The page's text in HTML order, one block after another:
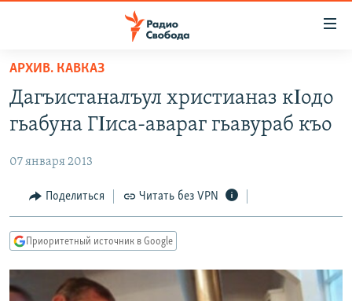
упрощенного
доступа
Вернуться
основному
Вернутся
главной
навигации
Вернутся
ПОДКАСТЫ
АВТОРСКИЕ ПРОЕКТЫ
ЦИТАТЫ СВОБОДЫ
МНЕНИЯ
IDEL.РЕАЛИИ
КАВКАЗ.РЕАЛИИ
АРХИВ. КАВКАЗ
Дагъистаналъул христианаз кΙодо
гьабуна ГΙиса-авараг гьавураб къо
07 января 2013
Поделиться Читать без VPN
Приоритетный источник в Google